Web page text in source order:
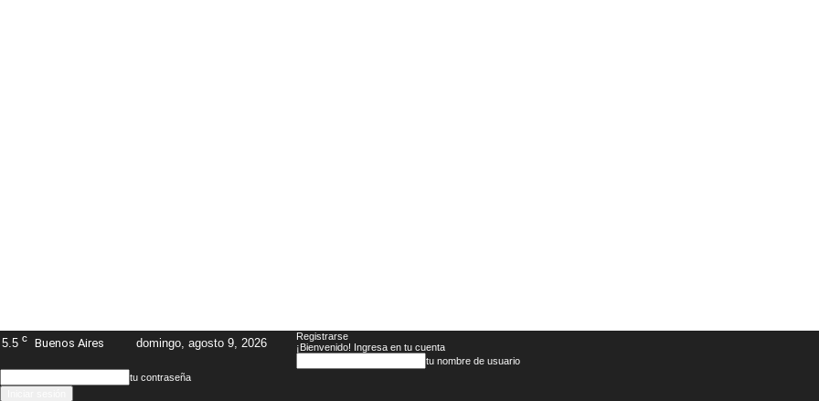
5.5 C Buenos Aires domingo, agosto 9, 2026
Registrarse
¡Bienvenido! Ingresa en tu cuenta
tu nombre de usuario
tu contraseña